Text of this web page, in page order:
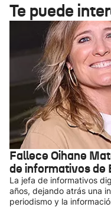
Te puede
Fallece Oihane
de informativos de
La jefa de informativos
años, dejando atrás una
periodismo y la